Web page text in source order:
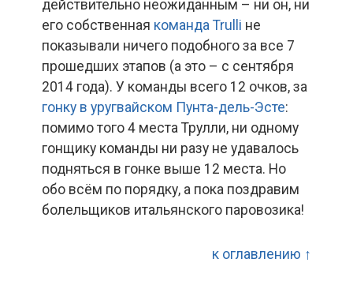
действительно неожиданным – ни он, ни
его собственная команда Trulli не
показывали ничего подобного за все 7
прошедших этапов (а это – с сентября
2014 года). У команды всего 12 очков, за
гонку в уругвайском Пунта-дель-Эсте:
помимо того 4 места Трулли, ни одному
гонщику команды ни разу не удавалось
подняться в гонке выше 12 места. Но
обо всём по порядку, а пока поздравим
болельщиков итальянского паровозика!
к оглавлению ↑